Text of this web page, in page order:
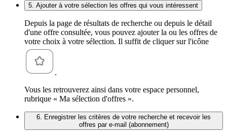
5. Ajouter à votre sélection les offres qui vous intéressent
Depuis la page de résultats de recherche ou depuis le détail
d'une offre consultée, vous pouvez ajouter la ou les offres de
votre choix à votre sélection. Il suffit de cliquer sur l'icône
.
Vous les retrouverez ainsi dans votre espace personnel,
rubrique « Ma sélection d'offres ».
6. Enregistrer les critères de votre recherche et recevoir les
offres par e-mail (abonnement)